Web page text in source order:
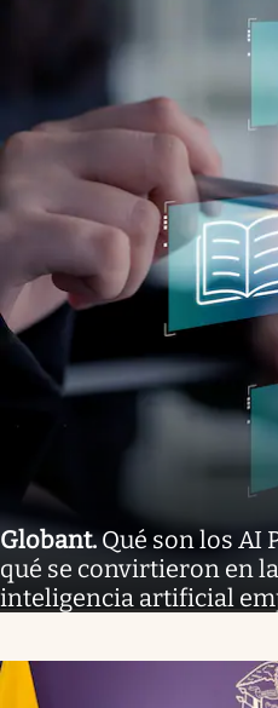
Globant.Qué son los AI
qué se convirtieron en
inteligencia artificial